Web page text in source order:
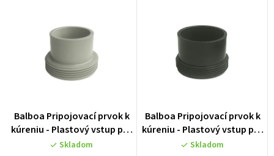
Balboa Pripojovací prvok k
kúreniu - Plastový vstup pre
hadicu 50mm - 50084M
Skladom
Balboa Pripojovací prvok k
kúreniu - Plastový vstup pre
hadicu 60mm - 50085
Skladom